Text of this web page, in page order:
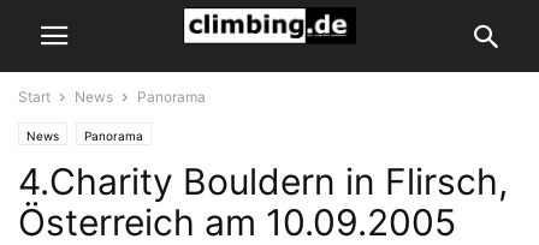
Start News Panorama
News Panorama
4.Charity Bouldern in Flirsch,
Österreich am 10.09.2005